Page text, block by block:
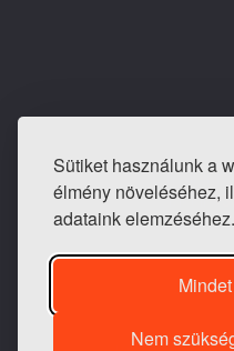
Sütiket használunk a
élmény növeléséhez,
adataink elemzéséhez.
Nem
E-mail:
Mobil:
Telefon / fax: